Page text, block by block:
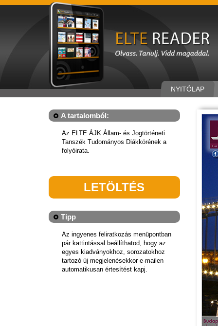
NYITÓLAP
A tartalomból:
Az ELTE ÁJK Állam- és Jogtörténeti
Tanszék Tudományos Diákkörének a
folyóirata.
LETÖLTÉS
Tipp
Az ingyenes feliratkozás menüpontban
pár kattintással beállíthatod, hogy az
egyes kiadványokhoz, sorozatokhoz
tartozó új megjelenésekkor e-mailen
automatikusan értesítést kapj.